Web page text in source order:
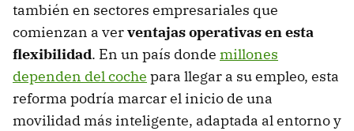
también en sectores empresariales que
comienzan a verventajas operativas en esta
flexibilidad. En un país donde millones
dependen del coche para llegar a su empleo, esta
reforma podría marcar el inicio de una
movilidad más inteligente, adaptada al entorno y